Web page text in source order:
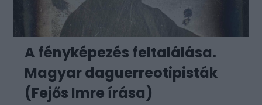
A fényképezés feltalálása.
Magyar daguerreotipisták
(Fejős Imre írása)